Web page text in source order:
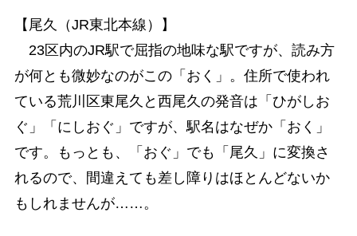
【尾久（JR東北本線）】
23区内のJR駅で屈指の地味な駅ですが、読み方
が何とも微妙なのがこの「おく」。住所で使われ
ている荒川区東尾久と西尾久の発音は「ひがしお
ぐ」「にしおぐ」ですが、駅名はなぜか「おく」
です。もっとも、「おぐ」でも「尾久」に変換さ
れるので、間違えても差し障りはほとんどないか
もしれませんが……。